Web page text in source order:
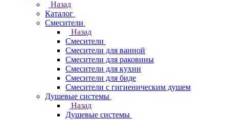
Назад
Каталог
Смесители
Назад
Смесители
Смесители для ванной
Смесители для раковины
Смесители для кухни
Смесители для биде
Смесители с гигиеническим душем
Душевые системы
Назад
Душевые системы